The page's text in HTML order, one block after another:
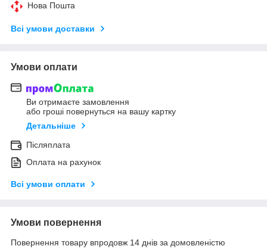
Нова Пошта
Всі умови доставки
Умови оплати
Ви отримаєте замовлення
або гроші повернуться на вашу картку
Детальніше
Післяплата
Оплата на рахунок
Всі умови оплати
Умови повернення
Повернення товару впродовж 14 днів за домовленістю